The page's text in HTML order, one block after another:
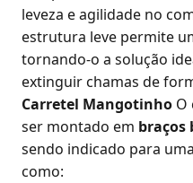
leveza e agilidade no
estrutura leve permite
tornando-o a solução
extinguir chamas de
Carretel Mangotinho O
ser montado em braços
sendo indicado para
como: